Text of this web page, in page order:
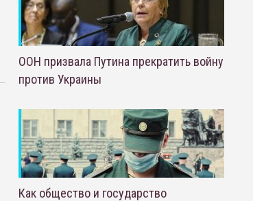
ООН призвала Путина прекратить войну
против Украины
Как общество и государство